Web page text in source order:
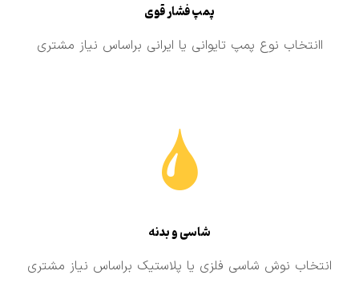
پمپ فشار قوی
اانتخاب نوع پمپ تایوانی یا ایرانی براساس نیاز مشتری
شاسی و بدنه
انتخاب نوش شاسی فلزی یا پلاستیک براساس نیاز مشتری